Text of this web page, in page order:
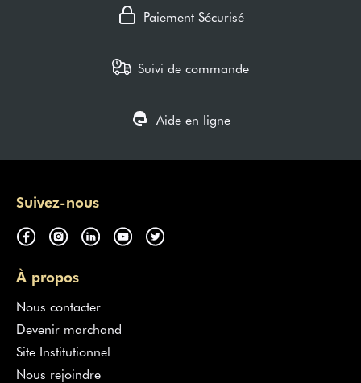
Paiement Sécurisé
Suivi de commande
Aide en ligne
Suivez-nous
À propos
Nous contacter
Devenir marchand
Site Institutionnel
Nous rejoindre